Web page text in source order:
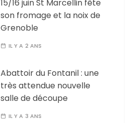
15/16 juin St Marcellin fête
son fromage et la noix de
Grenoble
IL Y A 2 ANS
Abattoir du Fontanil : une
très attendue nouvelle
salle de découpe
IL Y A 3 ANS